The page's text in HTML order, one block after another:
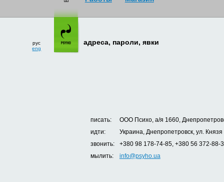
адреса, пароли, явки
писать:
ООО Психо, а/я 1660,
идти:
Украина, Днепропетровск, ул.
звонить:
+380 98 178-74-85, +380 56 372-88-
мылить:
info@psyho.ua